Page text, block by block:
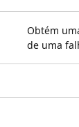
Obtém
de uma